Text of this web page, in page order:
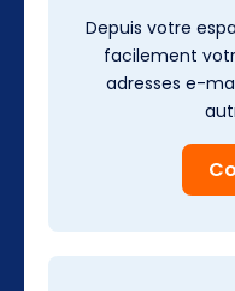
Depuis votre
facilement
adresses e-